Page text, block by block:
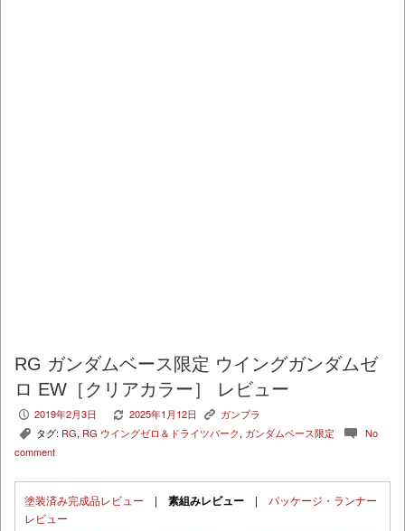
RG ガンダムベース限定 ウイングガンダムゼ
ロ EW［クリアカラー］ レビュー
P 2019年2月3日 V 2025年1月12日 K ガンプラ
, タグ: RG, RG ウイングゼロ＆ドライツバーク, ガンダムベース限定 c No
comment
塗装済み完成品レビュー | 素組みレビュー | パッケージ・ランナー
レビュー